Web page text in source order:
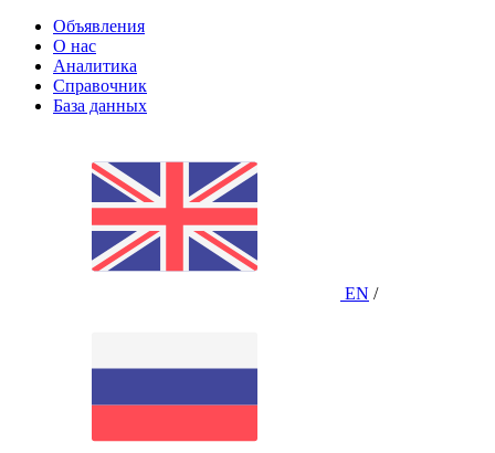
Объявления
О нас
Аналитика
Справочник
База данных
EN /